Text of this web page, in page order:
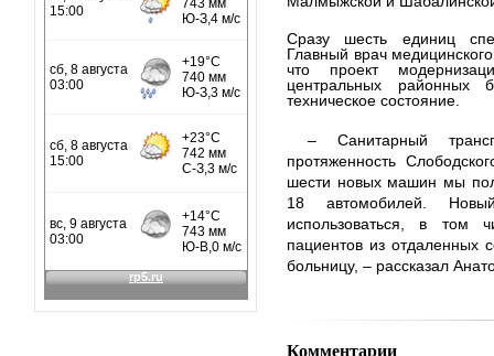
Сразу шесть единиц
Главный врач
что проект
центральных районных
техническое состояние.
– Санитарный
протяженность
шести новых машин мы
18 автомобилей.
использоваться, в том
пациентов из отдаленных
больницу, – рассказал
Комментарии